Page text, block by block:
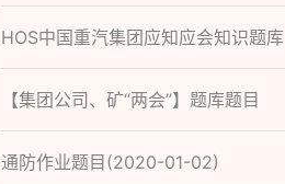
HOS中国重汽集团应知应会知识题库
【集团公司、矿“两会”】题库题目
通防作业题目(2020-01-02)